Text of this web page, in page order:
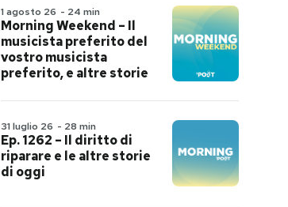
1 agosto 26 - 24 min
Morning Weekend – Il
musicista preferito del
vostro musicista
preferito, e altre storie
31 luglio 26 - 28 min
Ep. 1262 – Il diritto di
riparare e le altre storie
di oggi